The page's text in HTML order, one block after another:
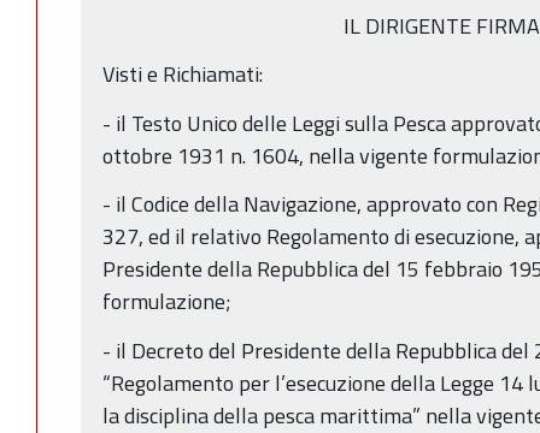
IL DIRIGENTE
Visti e Richiamati:
- il Testo Unico delle Leggi sulla Pesca
ottobre 1931 n. 1604, nella vigente
- il Codice della Navigazione, approvato con
327, ed il relativo Regolamento di esecuzione,
Presidente della Repubblica del 15 febbraio
formulazione;
- il Decreto del Presidente della Repubblica
“Regolamento per l’esecuzione della Legge
la disciplina della pesca marittima” nella